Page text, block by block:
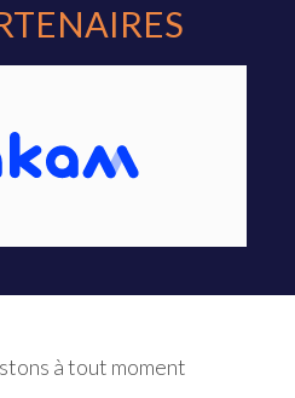
à tout moment